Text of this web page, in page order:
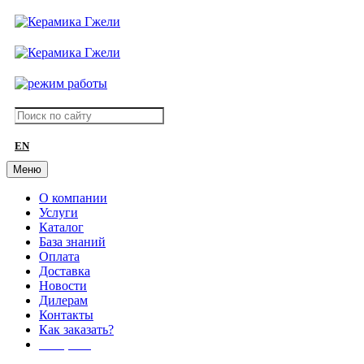
EN
Меню
О компании
Услуги
Каталог
База знаний
Оплата
Доставка
Новости
Дилерам
Контакты
Как заказать?